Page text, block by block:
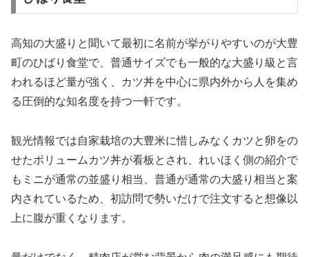
高知の大盛りと聞いて最初に名前が挙がりやすいのが大豊
町のひばり食堂で、普通サイズでも一般的な大盛り級と言
われるほど量が強く、カツ丼を中心に県内外から人を集め
る圧倒的な知名度を持つ一軒です。
観光情報では自家栽培の大豊米に惜しみなくカツと卵をの
せたボリュームカツ丼が看板とされ、れいほく側の紹介で
もミニが通常の並盛り相当、普通が通常の大盛り相当と案
内されているため、初訪問で勢いだけで注文すると想像以
上に腹が重くなります。